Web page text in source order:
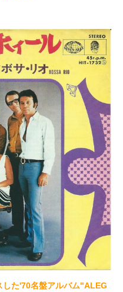
した'70名盤アルバム"ALEG